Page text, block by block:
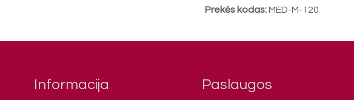
Prekės kodas:MED-M-120
Informacija Paslaugos